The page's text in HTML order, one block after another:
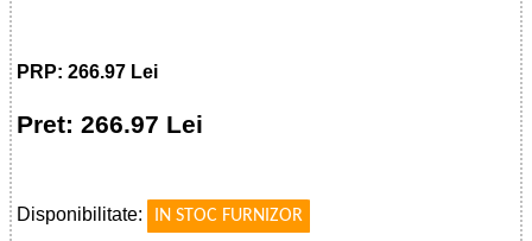
PRP: 266.97 Lei
Pret: 266.97 Lei
Disponibilitate:
IN STOC FURNIZOR